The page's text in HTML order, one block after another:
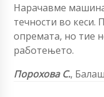
Нарачавме
течности во кеси.
опремата, но тие
работењето.
Порохова С.,